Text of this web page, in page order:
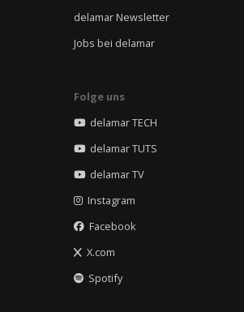
delamar Newsletter
Jobs bei delamar
Folge uns
delamar TECH
delamar TUTS
delamar TV
Instagram
Facebook
X.com
Spotify